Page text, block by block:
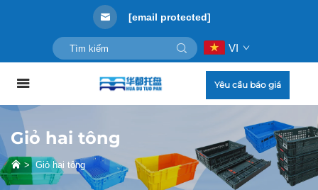
[email protected]
VI
Yêu cầu báo giá
Giỏ hai tông
> Giỏ hai tông